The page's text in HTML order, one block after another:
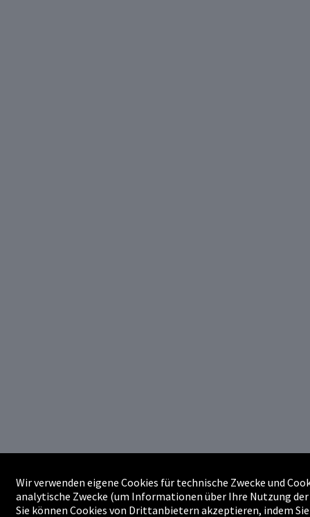
Wir verwenden eigene Cookies für technische Zwecke und
analytische Zwecke (um Informationen über Ihre Nutzung
Sie können Cookies von Drittanbietern akzeptieren, indem